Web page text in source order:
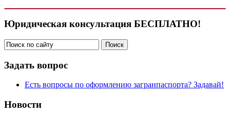
Юридическая консультация БЕСПЛАТНО!
Задать вопрос
Есть вопросы по оформлению загранпаспорта? Задавай!
Новости